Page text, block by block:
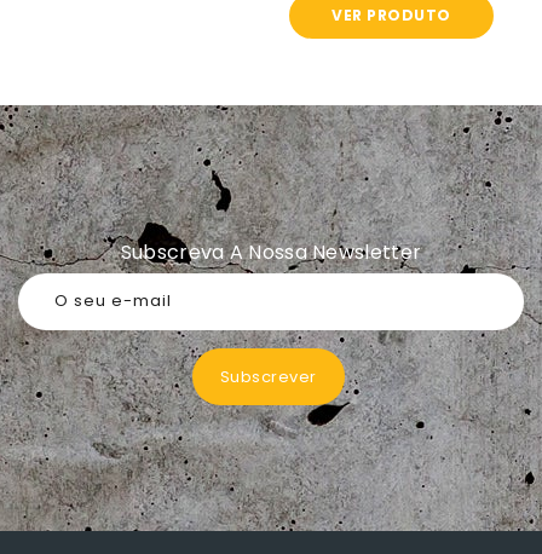
VER PRODUTO
Subscreva A Nossa Newsletter
O seu e-mail
Subscrever